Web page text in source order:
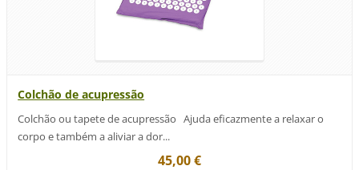
Colchão de acupressão
Colchão ou tapete de acupressão Ajuda eficazmente a relaxar o
corpo e também a aliviar a dor...
45,00 €